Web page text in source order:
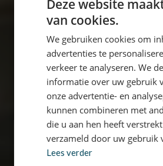
Deze website
van cookies.
We gebruiken cookies om
advertenties te
verkeer te analyseren. We
informatie over uw gebruik
onze advertentie- en
kunnen combineren met
die u aan hen heeft
verzameld door uw gebruik
Lees verder